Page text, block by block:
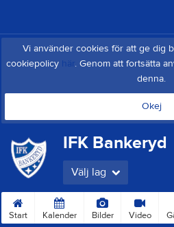
Vi använder cookies för att ge dig
cookiepolicy här. Genom att fortsätta
denna.
Okej
IFK Bankeryd
Välj lag
Start Kalender Bilder Video